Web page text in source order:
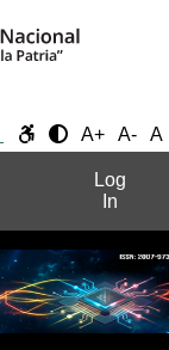
A+ A- A
Log
In